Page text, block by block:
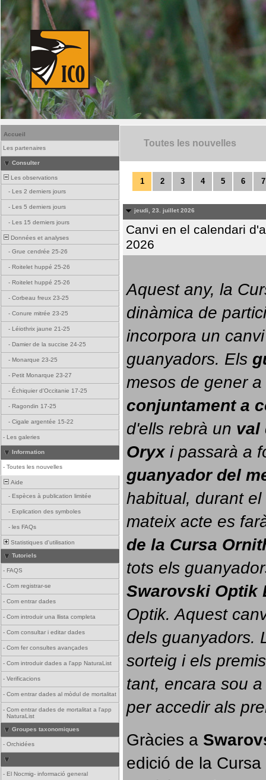
Accueil
Les partenaires
Consulter
Les observations
- Les 2 derniers jours
- Les 5 derniers jours
- Les 15 derniers jours
Données et analyses
- Grue cendrée 25-26
- Roitelet huppé 25-26
- Roitelet huppé 25-26
- Corbeau freux 23-25
- Conure mitrée 23-25
- Léiothrix jaune 21-25
- Damier de la succise 24-25
- Monarque 23-25
- Petit Monarque 23-27
- Échiquier d'Occitanie 17-25
- Ragondin 17-25
- Cigale argentée 15-22
- Les galeries
Information
- Toutes les nouvelles
Aide
- Espèces à publication limitée
- Explication des symboles
- les FAQs
Statistiques d'utilisation
Tutoriels
- FAQS
- Com registrar-se
- Com entrar dades
- Com introduir una llista completa
- Com consultar i editar dades
- Com fer consultes avançades
- Com introduir dades a l'app NaturaList
- Verificacions
- Com entrar dades al mòdul de mortalitat
- Com entrar dades de mortalitat a l'app
NaturaList
Groupes taxonomiques
- Orchidées
- El Nocmig- informació general
Toutes les nouvelles
1 2 3 4 5 6 7
jeudi, 23. juillet 2026
Canvi en el calendari
2026
Aquest any, la
dinàmica de
incorpora un
guanyadors. Els
conjuntament a
d'ells rebrà un val
Oryx i passarà a
guanyador del
habitual, durant el
mateix acte es
de la Cursa
tots els
Swarovski Optik
Optik. Aquest
dels guanyadors.
sorteig i els
tant, encara sou
per accedir als
Gràcies a
edició de la